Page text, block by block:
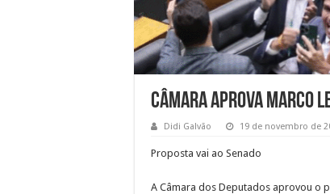
Câmara aprova marco
Didi Galvão 19 de novembro de
Proposta vai ao Senado
A Câmara dos Deputados aprovou o